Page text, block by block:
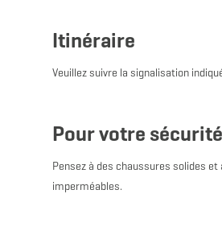
Itinéraire
Veuillez suivre la signalisation
Pour votre sécurité
Pensez à des chaussures solides
imperméables.